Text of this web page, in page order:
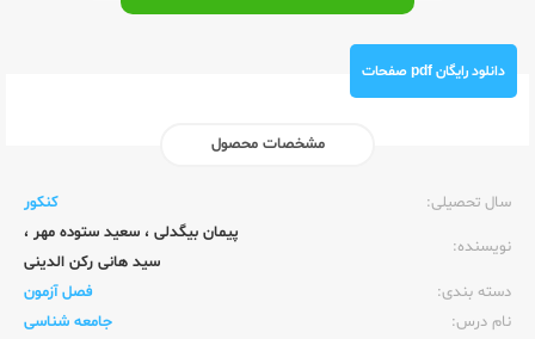
دانلود رایگان pdf صفحات
مشخصات محصول
سال تحصیلی:‌
کنکور
نویسنده:‌
پیمان بیگدلی ، سعید ستوده مهر ،
سید هانی رکن الدینی
دسته بندی:
فصل آزمون
نام درس:
جامعه شناسی